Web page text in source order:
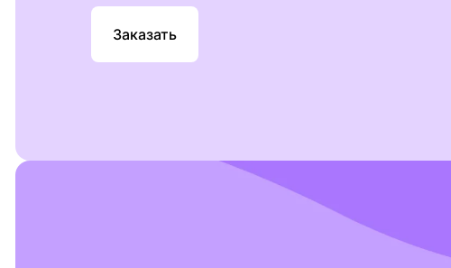
Заказать